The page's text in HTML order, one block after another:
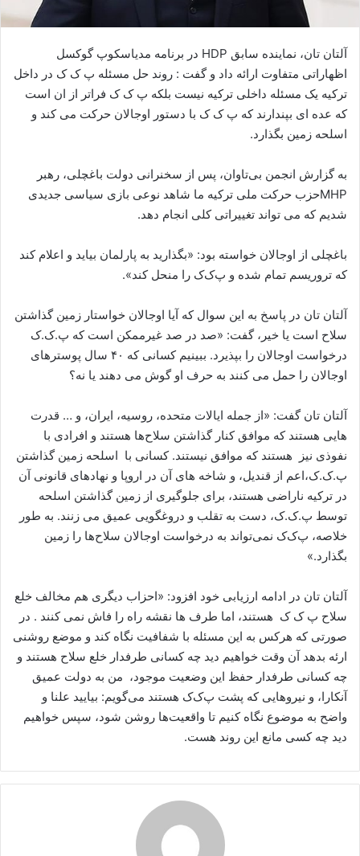
آلتان تان، نماینده سابق HDP در برنامه مدیاسکوپ گوکسل
اظهاراتی متفاوت ارائه داد و گفت : روند حل مسئله پ ک ک در داخل
ترکیه یک مسئله داخلی ترکیه نیست بلکه پ ک ک فراتر از ان است
که عده ای بپندارند که پ ک ک با دستور اوجالان حرکت می کند و
اسلحه زمین بگذارد.
به گزارش انجمن بی‌تاوان، پس از سخنرانی دولت باغچلی، رهبر
MHPحزب حرکت ملی ترکیه ما شاهد نوعی بازی سیاسی جدیدی
شدیم که می تواند تغییراتی کلی انجام دهد.
باغچلی از اوجالان خواسته بود: «بگذارید به پارلمان بیاید و اعلام کند
که تروریسم تمام شده و پ‌ک‌ک را منحل کند».
آلتان تان در پاسخ به این سوال که آیا اوجالان خواستار زمین گذاشتن
سلاح است یا خیر، گفت: «صد در صد غیرممکن است که پ.ک.ک
درخواست اوجالان را بپذیرد. ببینیم کسانی که ۴۰ سال پوسترهای
اوجالان را حمل می کنند به حرف او گوش می دهند یا نه؟
آلتان تان گفت: «از جمله ایالات متحده، روسیه، ایران، و … قدرت
هایی هستند که موافق کنار گذاشتن سلاح‌ها هستند و افرادی با
نفوذی نیز هستند که موافق نیستند. کسانی با اسلحه زمین گذاشتن
پ.ک.ک،اعم از قندیل، و شاخه های آن در اروپا و نهادهای قانونی آن
در ترکیه ناراضی هستند، برای جلوگیری از زمین گذاشتن اسلحه
توسط پ.ک.ک، دست به تقلب و دروغگویی عمیق می زنند. به طور
خلاصه، پ‌ک‌ک نمی‌تواند به درخواست اوجالان سلاح‌ها را زمین
بگذارد.»
آلتان تان در ادامه ارزیابی خود افزود: «احزاب دیگری هم مخالف خلع
سلاح پ ک ک هستند، اما طرف ها نقشه راه را فاش نمی کنند . در
صورتی که هرکس به این مسئله با شفافیت نگاه کند و موضع روشنی
ارئه بدهد آن وقت خواهیم دید چه کسانی طرفدار خلع سلاح هستند و
چه کسانی طرفدار حفظ این وضعیت موجود، من به دولت عمیق
آنکارا، و نیروهایی که پشت پ‌ک‌ک هستند می‌گویم: بیایید علنا و
واضح به موضوع نگاه کنیم تا واقعیت‌ها روشن شود، سپس خواهیم
دید چه کسی مانع این روند هست.